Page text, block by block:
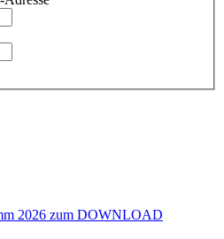
2026 zum DOWNLOAD